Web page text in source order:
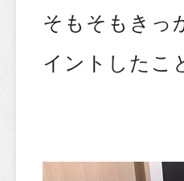
そもそもきっ
イントしたこ